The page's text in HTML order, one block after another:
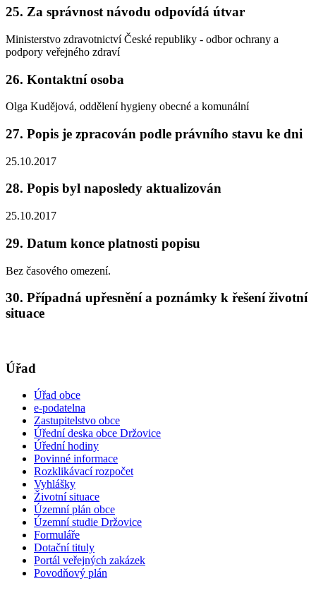
25. Za správnost návodu odpovídá útvar
Ministerstvo zdravotnictví České republiky - odbor ochrany a
podpory veřejného zdraví
26. Kontaktní osoba
Olga Kudějová, oddělení hygieny obecné a komunální
27. Popis je zpracován podle právního stavu ke dni
25.10.2017
28. Popis byl naposledy aktualizován
25.10.2017
29. Datum konce platnosti popisu
Bez časového omezení.
30. Případná upřesnění a poznámky k řešení životní
situace
Úřad
Úřad obce
e-podatelna
Zastupitelstvo obce
Úřední deska obce Držovice
Úřední hodiny
Povinné informace
Rozklikávací rozpočet
Vyhlášky
Životní situace
Územní plán obce
Územní studie Držovice
Formuláře
Dotační tituly
Portál veřejných zakázek
Povodňový plán